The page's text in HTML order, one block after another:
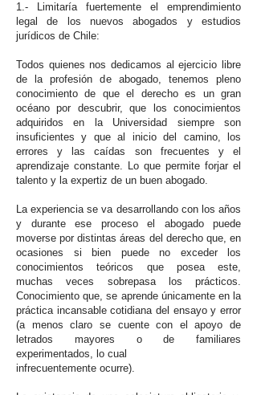
1.- Limitaría fuertemente el emprendimiento
legal de los nuevos abogados y estudios
jurídicos de Chile:
Todos quienes nos dedicamos al ejercicio libre
de la profesión de abogado, tenemos pleno
conocimiento de que el derecho es un gran
océano por descubrir, que los conocimientos
adquiridos en la Universidad siempre son
insuficientes y que al inicio del camino, los
errores y las caídas son frecuentes y el
aprendizaje constante. Lo que permite forjar el
talento y la expertiz de un buen abogado.
La experiencia se va desarrollando con los años
y durante ese proceso el abogado puede
moverse por distintas áreas del derecho que, en
ocasiones si bien puede no exceder los
conocimientos teóricos que posea este,
muchas veces sobrepasa los prácticos.
Conocimiento que, se aprende únicamente en la
práctica incansable cotidiana del ensayo y error
(a menos claro se cuente con el apoyo de
letrados mayores o de familiares
experimentados, lo cual
infrecuentemente ocurre).